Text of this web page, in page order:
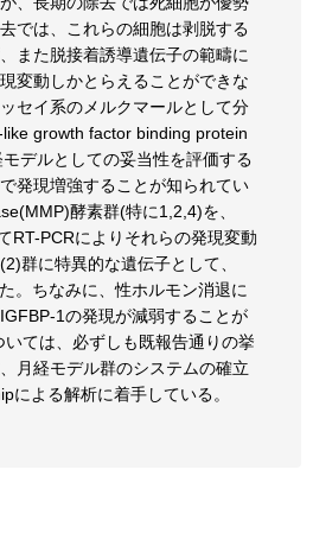
では、これらの細胞は剥脱する
また脱接着誘導遺伝子の範疇に
変動しかとらえることができな
セイ系のメルクマールとして分
growth factor binding protein
デルとしての妥当性を評価する
発現増強することが知られてい
酵素群(特に1,2,4)を、
RT-PCRによりそれらの発現変動
群に特異的な遺伝子として、
。ちなみに、性ホルモン消退に
1の発現が減弱することが
ては、必ずしも既報告通りの挙
月経モデル群のシステムの確立
による解析に着手している。